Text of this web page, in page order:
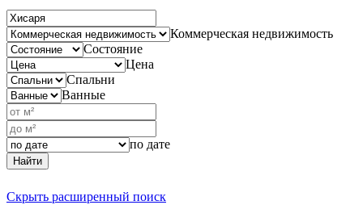
Коммерческая недвижимость
Состояние
Цена
Спальни
Ванные
по дате
Найти
Скрыть расширенный поиск